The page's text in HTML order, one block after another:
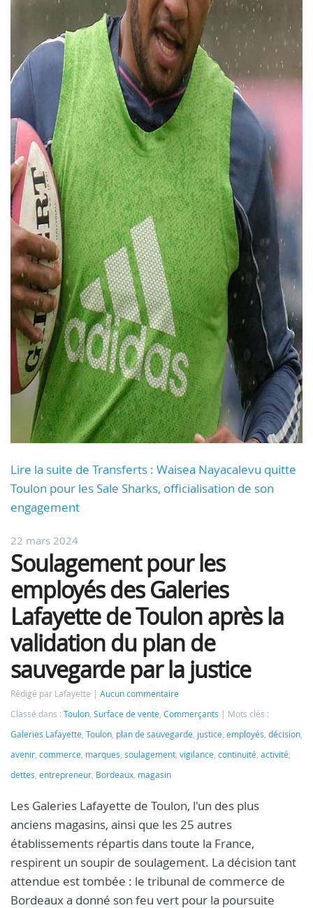
Lire la suite de Transferts : Waisea Nayacalevu quitte
Toulon pour les Sale Sharks, officialisation de son
engagement
22 mars 2024
Soulagement pour les
employés des Galeries
Lafayette de Toulon après la
validation du plan de
sauvegarde par la justice
Rédigé par Lafayette
Aucun commentaire
Classé dans : Toulon, Surface de vente, Commerçants
Mots clés :
Galeries Lafayette, Toulon, plan de sauvegarde, justice, employés, décision,
avenir, commerce, marques, soulagement, vigilance, continuité, activité,
dettes, entrepreneur, Bordeaux, magasin
Les Galeries Lafayette de Toulon, l'un des plus
anciens magasins, ainsi que les 25 autres
établissements répartis dans toute la France,
respirent un soupir de soulagement. La décision tant
attendue est tombée : le tribunal de commerce de
Bordeaux a donné son feu vert pour la poursuite